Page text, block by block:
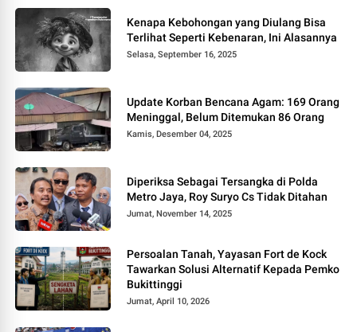
Kenapa Kebohongan yang Diulang Bisa
Terlihat Seperti Kebenaran, Ini Alasannya
Selasa, September 16, 2025
Update Korban Bencana Agam: 169 Orang
Meninggal, Belum Ditemukan 86 Orang
Kamis, Desember 04, 2025
Diperiksa Sebagai Tersangka di Polda
Metro Jaya, Roy Suryo Cs Tidak Ditahan
Jumat, November 14, 2025
Persoalan Tanah, Yayasan Fort de Kock
Tawarkan Solusi Alternatif Kepada Pemko
Bukittinggi
Jumat, April 10, 2026